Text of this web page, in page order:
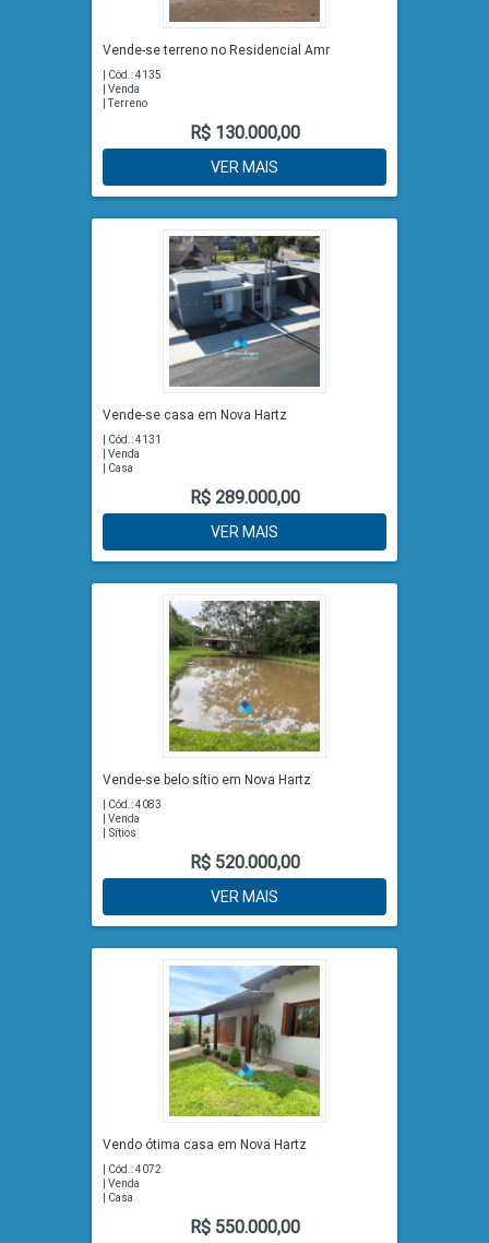
Vende-se terreno no Residencial Amr
| Cód.: 4135
| Venda
| Terreno
R$ 130.000,00
VER MAIS
Vende-se casa em Nova Hartz
| Cód.: 4131
| Venda
| Casa
R$ 289.000,00
VER MAIS
Vende-se belo sítio em Nova Hartz
| Cód.: 4083
| Venda
| Sítios
R$ 520.000,00
VER MAIS
Vendo ótima casa em Nova Hartz
| Cód.: 4072
| Venda
| Casa
R$ 550.000,00